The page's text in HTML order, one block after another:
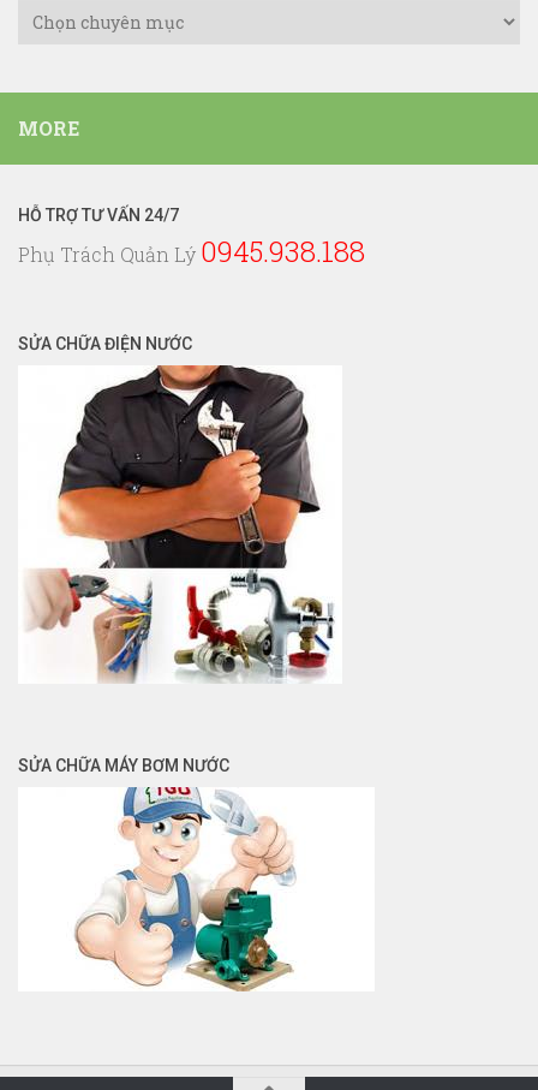
Danh
Vụ
Điện
MORE
HỖ TRỢ TƯ VẤN 24/7
Phụ Trách Quản Lý 0945.938.188
SỬA CHỮA ĐIỆN NƯỚC
SỬA CHỮA MÁY BƠM NƯỚC